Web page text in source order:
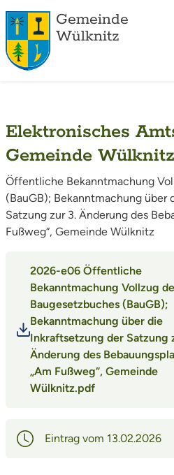
Gemeinde
Wülknitz
Elektronisches
Gemeinde
Öffentliche Bekanntmachung
(BauGB); Bekanntmachung über
Satzung zur 3. Änderung des
Fußweg“, Gemeinde Wülknitz
2026-e06 Öffentliche
Bekanntmachung Vollzug
Baugesetzbuches (BauGB);
Bekanntmachung über die
Inkraftsetzung der Satzung
Änderung des
„Am Fußweg“, Gemeinde
Wülknitz.pdf
Eintrag vom 13.02.2026